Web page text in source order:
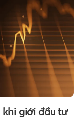
khi giới đầu tư